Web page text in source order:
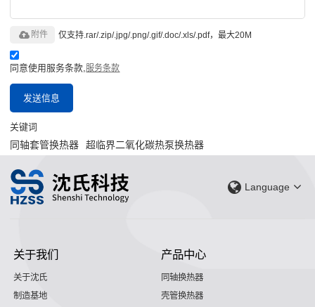
仅支持.rar/.zip/.jpg/.png/.gif/.doc/.xls/.pdf，最大20M
附件
同意使用服务条款,服务条款
发送信息
关键词
同轴套管换热器 超临界二氧化碳热泵换热器
Language
关于我们
关于沈氏
制造基地
产品中心
同轴换热器
壳管换热器